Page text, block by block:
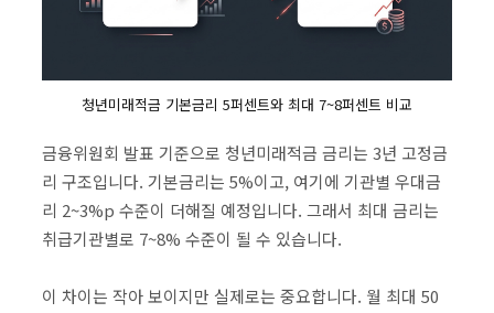
청년미래적금 기본금리 5퍼센트와 최대 7~8퍼센트 비교
금융위원회 발표 기준으로 청년미래적금 금리는 3년 고정금
리 구조입니다. 기본금리는 5%이고, 여기에 기관별 우대금
리 2~3%p 수준이 더해질 예정입니다. 그래서 최대 금리는
취급기관별로 7~8% 수준이 될 수 있습니다.
이 차이는 작아 보이지만 실제로는 중요합니다. 월 최대 50